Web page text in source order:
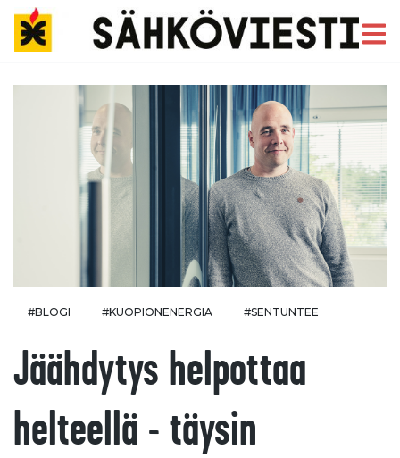
#BLOGI #KUOPIONENERGIA #SENTUNTEE
Jäähdytys helpottaa
helteellä - täysin